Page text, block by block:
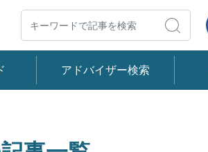
検索
アドバイザー検索